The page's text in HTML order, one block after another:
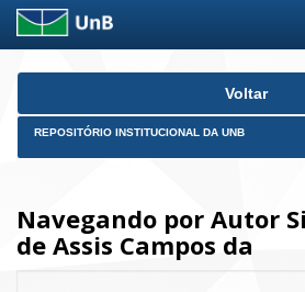
Skip
Voltar
REPOSITÓRIO INSTITUCIONAL DA UNB
Navegando por Autor
de Assis Campos da